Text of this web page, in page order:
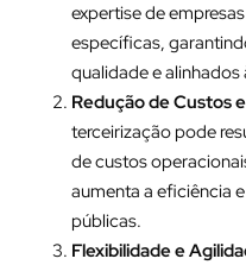
expertise de
específicas,
qualidade e
Redução de Custos
terceirização pode
de custos
aumenta a eficiência
públicas.
Flexibilidade e